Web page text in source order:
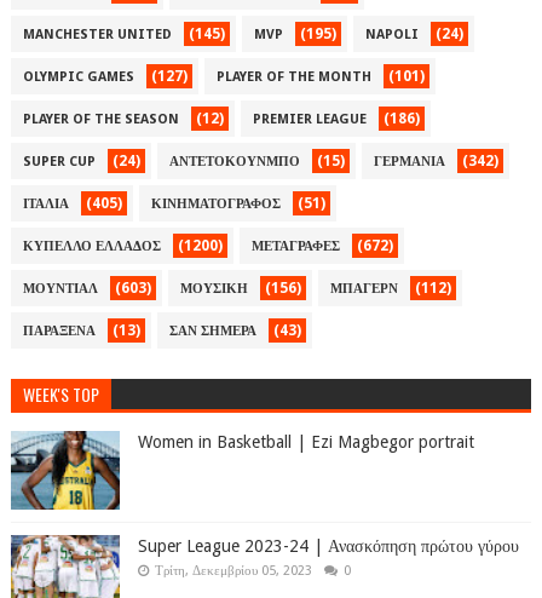
MANCHESTER UNITED (145) MVP (195) NAPOLI (24)
OLYMPIC GAMES (127) PLAYER OF THE MONTH (101)
PLAYER OF THE SEASON (12) PREMIER LEAGUE (186)
SUPER CUP (24) ΑΝΤΕΤΟΚΟΥΝΜΠΟ (15) ΓΕΡΜΑΝΙΑ (342)
ΙΤΑΛΙΑ (405) ΚΙΝΗΜΑΤΟΓΡΑΦΟΣ (51)
ΚΥΠΕΛΛΟ ΕΛΛΑΔΟΣ (1200) ΜΕΤΑΓΡΑΦΕΣ (672)
ΜΟΥΝΤΙΑΛ (603) ΜΟΥΣΙΚΗ (156) ΜΠΑΓΕΡΝ (112)
ΠΑΡΑΞΕΝΑ (13) ΣΑΝ ΣΗΜΕΡΑ (43)
WEEK'S TOP
Women in Basketball | Ezi Magbegor portrait
Super League 2023-24 | Ανασκόπηση πρώτου γύρου
Τρίτη, Δεκεμβρίου 05, 2023 0